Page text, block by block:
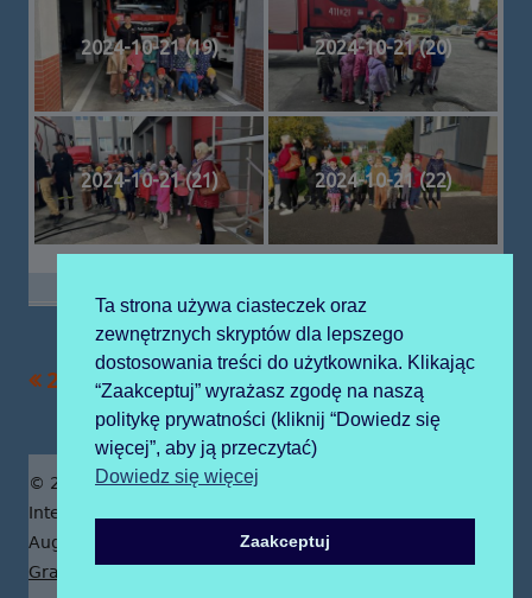
2024-10-21 (19) 2024-10-21 (20)
2024-10-21 (21) 2024-10-21 (22)
Nawigacja
wpisu
Poprzedni
artykół
2024-10-18 różaniec
Następny
artykół:
2024-10-28 pisarz
Zawartość
stopki
© 2019 Publiczne Przedszkole z Oddziałami
Integracyjnymi prowadzone przez Zgromadzenie Sióstr
Augustianek
Grafika tła z pngtree.com
Ta strona używa ciasteczek oraz
zewnętrznych skryptów dla lepszego
dostosowania treści do użytkownika. Klikając
“Zaakceptuj” wyrażasz zgodę na naszą
politykę prywatności (kliknij “Dowiedz się
więcej”, aby ją przeczytać)
Dowiedz się więcej
Zaakceptuj